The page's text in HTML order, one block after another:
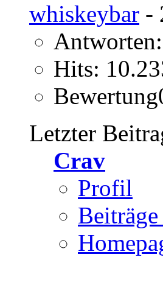
whiskeybar -
Antworten:
Hits:
Letzter
Crav
Profil